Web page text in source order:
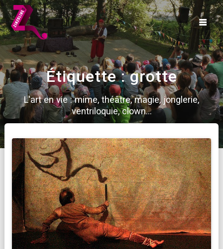
Skip
to
content
Étiquette :grotte
L'art en vie : mime, théâtre, magie, jonglerie,
ventriloquie, clown...